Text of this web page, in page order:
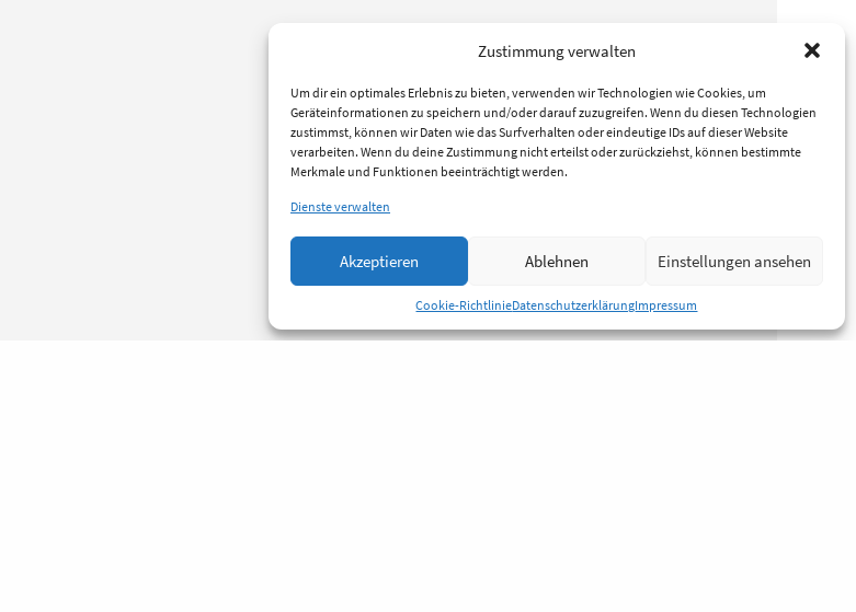
Zustimmung verwalten
Um dir ein optimales Erlebnis zu bieten, verwenden wir Technologien wie Cookies, um
Geräteinformationen zu speichern und/oder darauf zuzugreifen. Wenn du diesen Technologien
zustimmst, können wir Daten wie das Surfverhalten oder eindeutige IDs auf dieser Website
verarbeiten. Wenn du deine Zustimmung nicht erteilst oder zurückziehst, können bestimmte
Merkmale und Funktionen beeinträchtigt werden.
Dienste verwalten
Akzeptieren Ablehnen Einstellungen ansehen
Cookie-RichtlinieDatenschutzerklärungImpressum